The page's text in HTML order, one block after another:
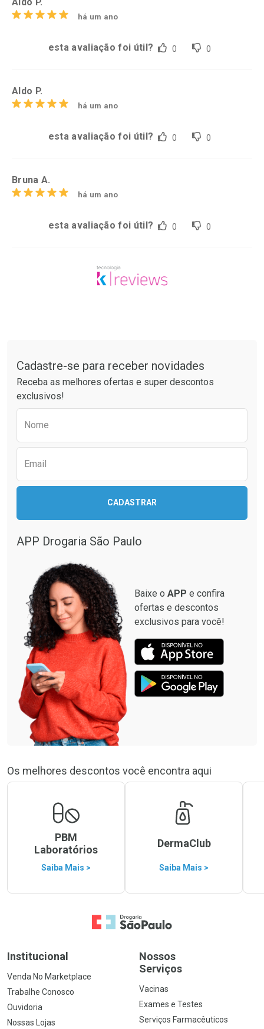
há um ano
esta avaliação foi útil? 0 0
Aldo P.
há um ano
esta avaliação foi útil? 0 0
Bruna A.
há um ano
esta avaliação foi útil? 0 0
Cadastre-se para receber novidades
Receba as melhores ofertas e super descontos
exclusivos!
Nome
Email
CADASTRAR
APP Drogaria São Paulo
Baixe o APP e confira
ofertas e descontos
exclusivos para você!
Os melhores descontos você encontra aqui
PBM
Laboratórios
Saiba Mais >
DermaClub
Saiba Mais >
Ir para a Home
Institucional
Venda No Marketplace
Trabalhe Conosco
Ouvidoria
Nossas Lojas
Nossos
Serviços
Vacinas
Exames e Testes
Serviços Farmacêuticos